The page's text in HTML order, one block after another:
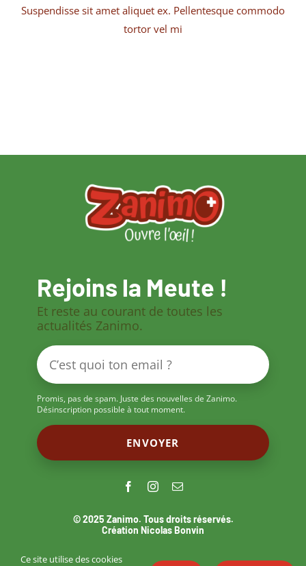
Suspendisse sit amet aliquet ex. Pellentesque commodo
tortor vel mi
Rejoins la Meute !
Et reste au courant de toutes les
actualités Zanimo.
Promis, pas de spam. Juste des nouvelles de Zanimo.
Désinscription possible à tout moment.
© 2025 Zanimo. Tous droits réservés.
Création Nicolas Bonvin
Ce site utilise des cookies